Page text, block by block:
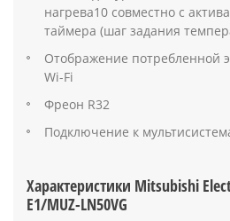
нагрева10 совместно с
таймера (шаг задания
Отображение потребленной
Wi-Fi
Фреон R32
Подключение к
Характеристики Mitsubishi
E1/MUZ-LN50VG